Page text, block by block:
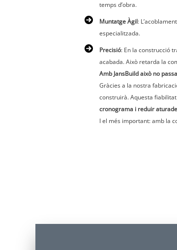
temps d’obra.
Muntatge Àgil:
especialitzada.
Precisió: En la construcció
acabada. Això retarda la
Amb JansBuild això no
Gràcies a la nostra
construirà. Aquesta
cronograma i reduir
I el més important: amb la